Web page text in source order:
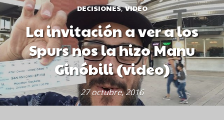
DECISIONES,VIDEO
La invitación a ver a los
Spurs nos la hizo Manu
Ginóbili (video)
27 octubre, 2016